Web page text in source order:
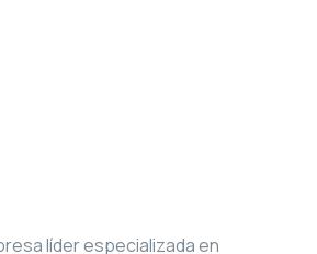
líder especializada en